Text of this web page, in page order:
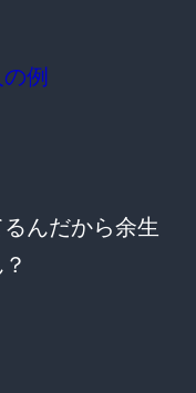
例
んだから余生